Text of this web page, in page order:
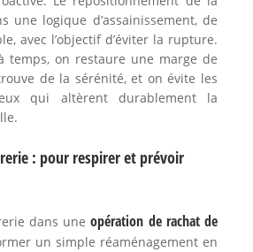
une logique d’assainissement, de
avec l’objectif d’éviter la rupture.
temps, on restaure une marge de
de la sérénité, et on évite les
qui altèrent durablement la
: pour respirer et prévoir
dans uneopération de rachat de
un simple réaménagement en